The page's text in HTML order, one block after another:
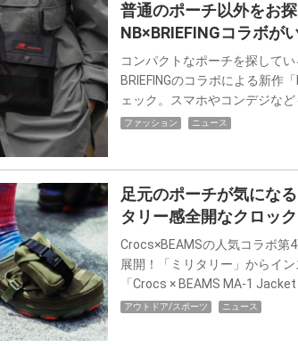
普通のポーチ以外をお探
NB×BRIEFINGコラボが
コンパクトなポーチを探してい
BRIEFINGのコラボによる新作
ェック。スマホやコンデジなど
ファッション ニュース
足元のポーチが気にな
タリー感全開なクロッ
Crocs×BEAMSの人気コラボ第
展開！「ミリタリー」からイ
「Crocs × BEAMS MA-1 Jacket
アウトドア/スポーツ ニュース